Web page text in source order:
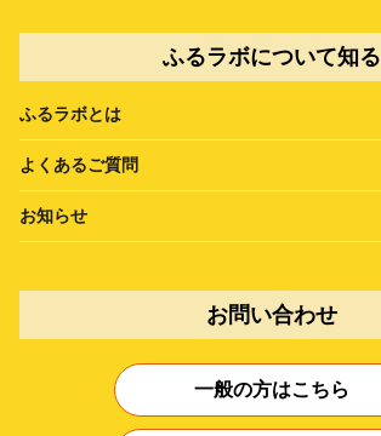
ふるラボについて知る
ふるラボとは
よくあるご質問
お知らせ
お問い合わせ
一般の方はこちら